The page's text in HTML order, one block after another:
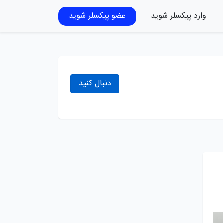
وارد پیکسلر شوید عضو پیکسلر شوید
دنبال کنید